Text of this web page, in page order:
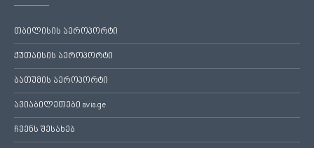
თბილისის აეროპორტი
ქუთაისის აეროპორტი
ბათუმის აეროპორტი
ავიაბილეთები avia.ge
ჩვენს შესახებ